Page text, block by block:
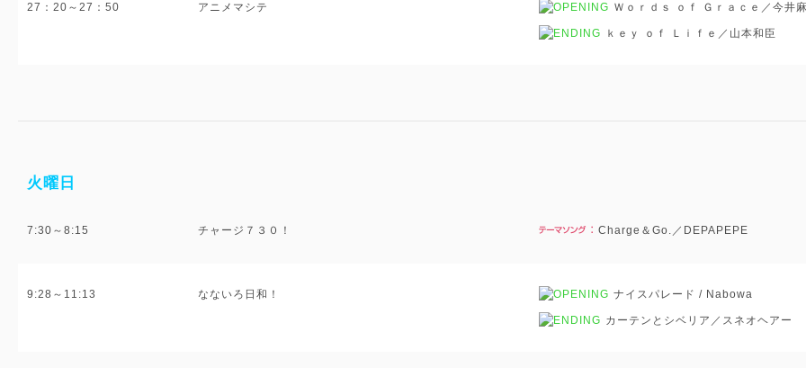
27：20～27：50 アニメマシテ Ｗｏｒｄｓ ｏｆ Ｇｒａｃｅ／今井
ｋｅｙ ｏｆ Ｌｉｆｅ／山本和臣
火曜日
7:30～8:15 チャージ７３０！ Charge＆Go.／DEPAPEPE
9:28～11:13 なないろ日和！ ナイスパレード / Nabowa
カーテンとシベリア／スネオヘアー